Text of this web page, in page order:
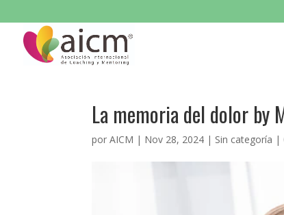
La memoria del dolor by
porAICM | Nov 28, 2024 | Sin categoría |